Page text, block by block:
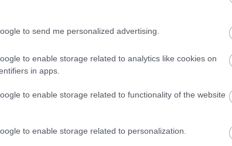
to send me personalized advertising.
to enable storage related to analytics like cookies on
in apps.
to enable storage related to functionality of the website
to enable storage related to personalization.